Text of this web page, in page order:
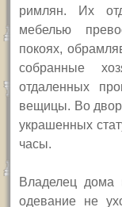
римлян. Их
мебелью
покоях,
собранные
отдаленных
вещицы. Во
украшенных
часы.
Владелец дома
одевание не